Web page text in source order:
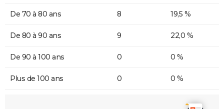
De 70 à 80 ans 8 19,5 %
De 80 à 90 ans 9 22,0 %
De 90 à 100 ans 0 0 %
Plus de 100 ans 0 0 %